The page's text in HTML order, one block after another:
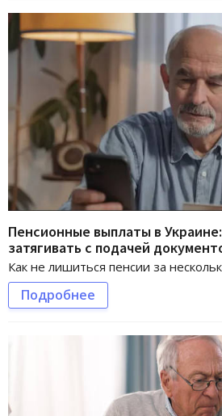
Пенсионные выплаты в
затягивать с подачей
Как не лишиться пенсии за
Подробнее